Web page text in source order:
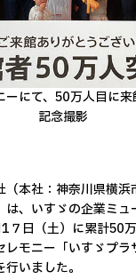
にて、50万人目に来
記念撮影
本社：神奈川県横浜
、いすゞの企業ミュ
７日（土）に累計50
レモニー「いすゞプ
いました。